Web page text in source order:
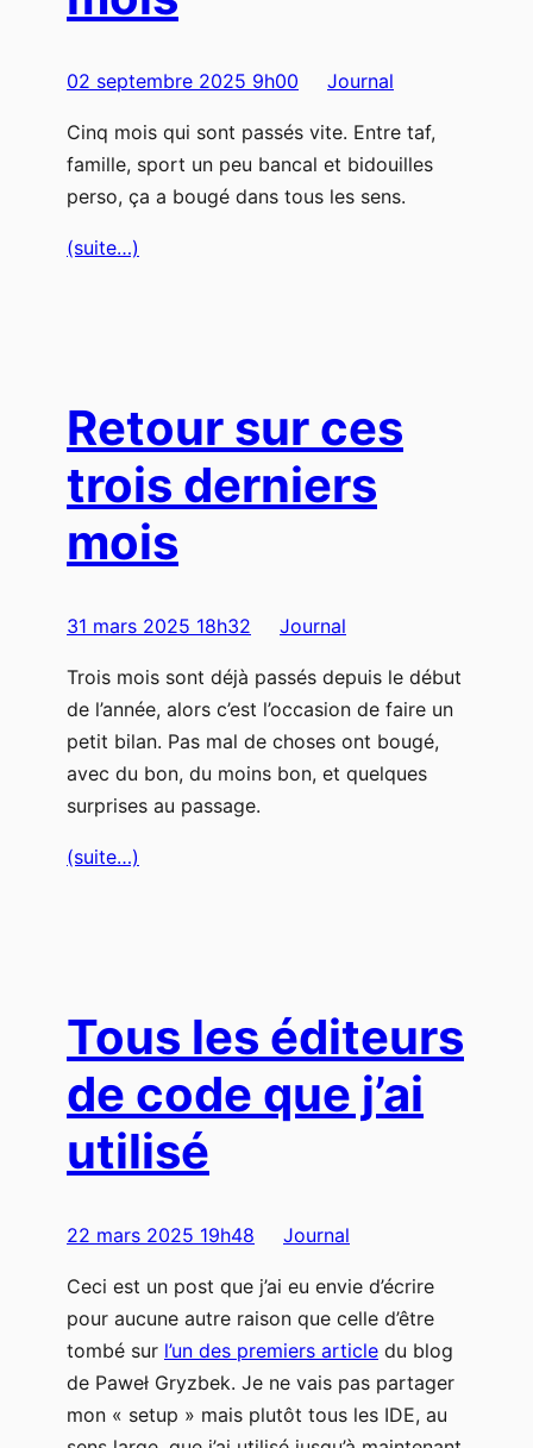
02 septembre 2025 9h00 Journal
Cinq mois qui sont passés vite. Entre taf,
famille, sport un peu bancal et bidouilles
perso, ça a bougé dans tous les sens.
(suite…)
Retour sur ces
trois derniers
mois
31 mars 2025 18h32 Journal
Trois mois sont déjà passés depuis le début
de l’année, alors c’est l’occasion de faire un
petit bilan. Pas mal de choses ont bougé,
avec du bon, du moins bon, et quelques
surprises au passage.
(suite…)
Tous les éditeurs
de code que j’ai
utilisé
22 mars 2025 19h48 Journal
Ceci est un post que j’ai eu envie d’écrire
pour aucune autre raison que celle d’être
tombé sur l’un des premiers article du blog
de Paweł Gryzbek. Je ne vais pas partager
mon « setup » mais plutôt tous les IDE, au